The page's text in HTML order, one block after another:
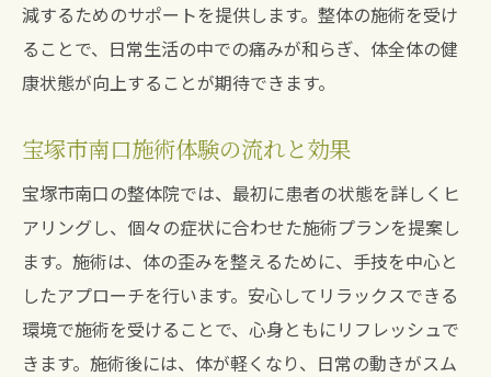
減するためのサポートを提供します。整体の施術を受け
ることで、日常生活の中での痛みが和らぎ、体全体の健
康状態が向上することが期待できます。
宝塚市南口施術体験の流れと効果
宝塚市南口の整体院では、最初に患者の状態を詳しくヒ
アリングし、個々の症状に合わせた施術プランを提案し
ます。施術は、体の歪みを整えるために、手技を中心と
したアプローチを行います。安心してリラックスできる
環境で施術を受けることで、心身ともにリフレッシュで
きます。施術後には、体が軽くなり、日常の動きがスム